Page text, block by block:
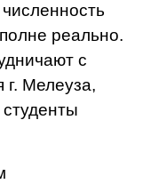
реально.
с
г. Мелеуза,